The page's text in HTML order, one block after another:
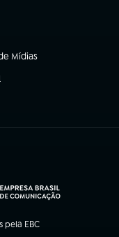
Mídias
pela EBC